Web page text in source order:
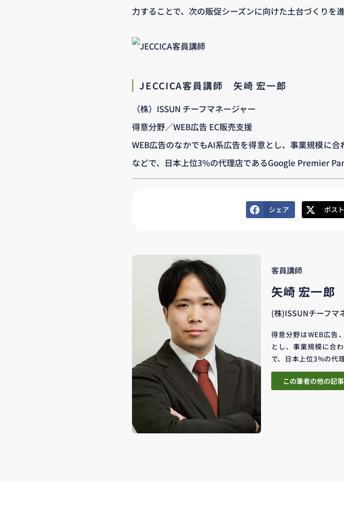
力することで、次の販促シーズンに向けた土台づくりを
JECCICA客員講師 矢崎 宏一郎
（株）ISSUN チーフマネージャー
得意分野／WEB広告 EC販売支援
WEB広告のなかでもAI系広告を得意とし、事業規模に
などで、日本上位3%の代理店であるGoogle Premier
シェア ポスト
客員講師
矢崎 宏一郎
(株)ISSUNチーフマ
得意分野はWEB広告
とし、事業規模に合
で、日本上位3%の代
この筆者の他の記